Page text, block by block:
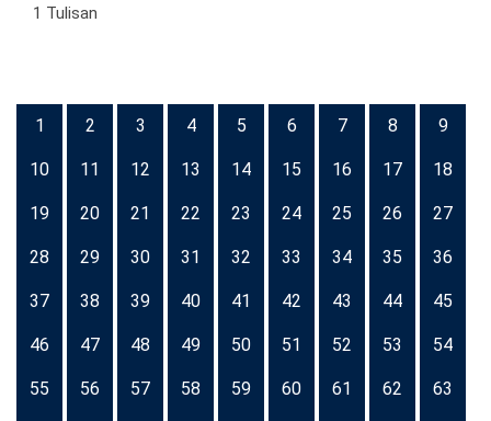
1 Tulisan
1 2 3 4 5 6 7 8 9
10 11 12 13 14 15 16 17 18
19 20 21 22 23 24 25 26 27
28 29 30 31 32 33 34 35 36
37 38 39 40 41 42 43 44 45
46 47 48 49 50 51 52 53 54
55 56 57 58 59 60 61 62 63